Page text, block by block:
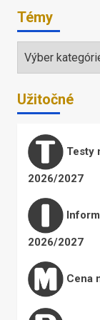
Témy
Témy
Užitočné
Testy
2026/2027
2026/2027
Cena